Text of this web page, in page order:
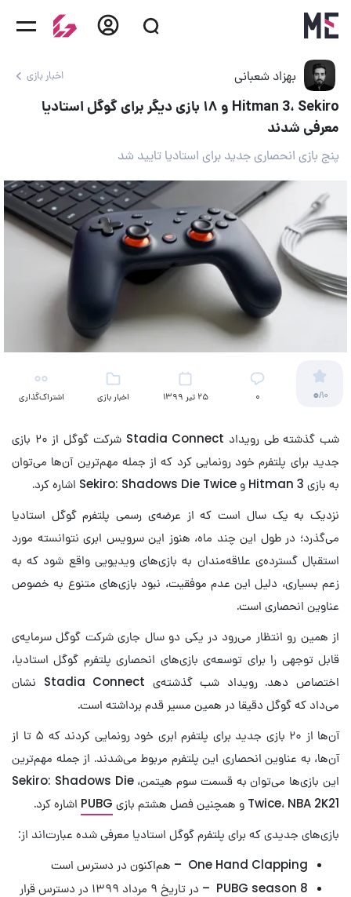
بهزاد شعبانی اخبار بازی
Hitman 3، Sekiro و ۱۸ بازی دیگر برای گوگل استادیا
معرفی شدند
پنج بازی انحصاری جدید برای استادیا تایید شد
0/10 ۰ 25 تیر 1399 اخبار بازی اشتراک‌گذاری
شب گذشته طی رویداد Stadia Connect شرکت گوگل از ۲۰ بازی
جدید برای پلتفرم خود رونمایی کرد که از جمله مهم‌ترین آن‌ها می‌توان
به بازی Hitman 3 و Sekiro: Shadows Die Twice اشاره کرد.
نزدیک به یک سال است که از عرضه‌ی رسمی پلتفرم گوگل استادیا
می‌گذرد؛ در طول این چند ماه، هنوز این سرویس ابری نتوانسته مورد
استقبال گسترده‌ی علاقه‌مندان به بازی‌های ویدیویی واقع شود که به
زعم بسیاری، دلیل این عدم موفقیت، نبود بازی‌های متنوع به خصوص
عناوین انحصاری است.
از همین رو انتظار می‌رود در یکی دو سال جاری شرکت گوگل سرمایه‌ی
قابل توجهی را برای توسعه‌ی بازی‌های انحصاری پلتفرم گوگل استادیا،
اختصاص دهد. رویداد شب گذشته‌ی Stadia Connect نشان
می‌داد که گوگل دقیقا در همین مسیر قدم برداشته است.
آن‌ها از ۲۰ بازی جدید برای پلتفرم ابری خود رونمایی کردند که ۵ تا از
آن‌ها، به عناوین انحصاری این پلتفرم مربوط می‌شدند. از جمله مهم‌ترین
این بازی‌ها می‌توان به قسمت سوم هیتمن، Sekiro: Shadows Die
Twice، NBA 2K21 و همچنین فصل هشتم بازی
PUBG اشاره کرد.
بازی‌های جدیدی که برای پلتفرم گوگل استادیا معرفی شده عبارت‌اند از:
One Hand Clapping – هم‌اکنون در دسترس است
PUBG season 8 – در تاریخ ۹ مرداد ۱۳۹۹ در دسترس قرار